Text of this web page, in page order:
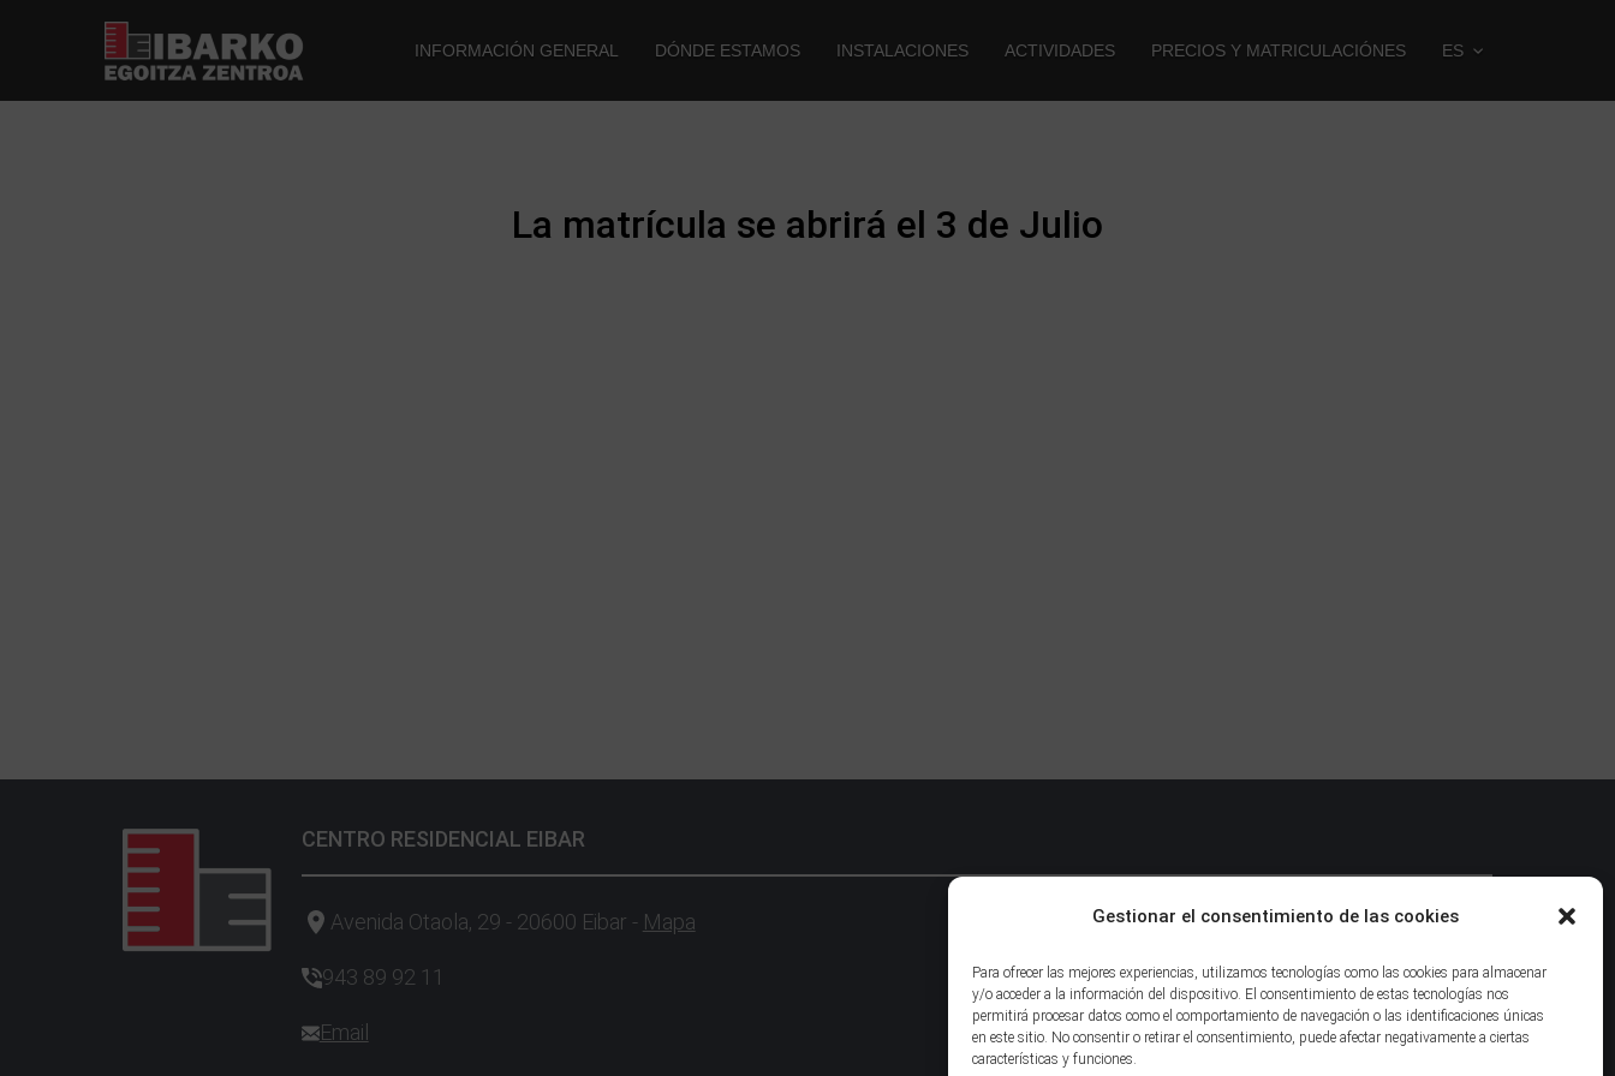
Gestionar el consentimiento de las cookies
Para ofrecer las mejores experiencias, utilizamos tecnologías como las cookies para almacenar
y/o acceder a la información del dispositivo. El consentimiento de estas tecnologías nos
permitirá procesar datos como el comportamiento de navegación o las identificaciones únicas
en este sitio. No consentir o retirar el consentimiento, puede afectar negativamente a ciertas
características y funciones.
INFORMACIÓN GENERAL DÓNDE ESTAMOS INSTALACIONES ACTIVIDADES PRECIOS Y MATRICULACIÓNES ES
La matrícula se abrirá el 3 de Julio
CENTRO RESIDENCIAL EIBAR
Avenida Otaola, 29 - 20600 Eibar - Mapa
943 89 92 11
Email